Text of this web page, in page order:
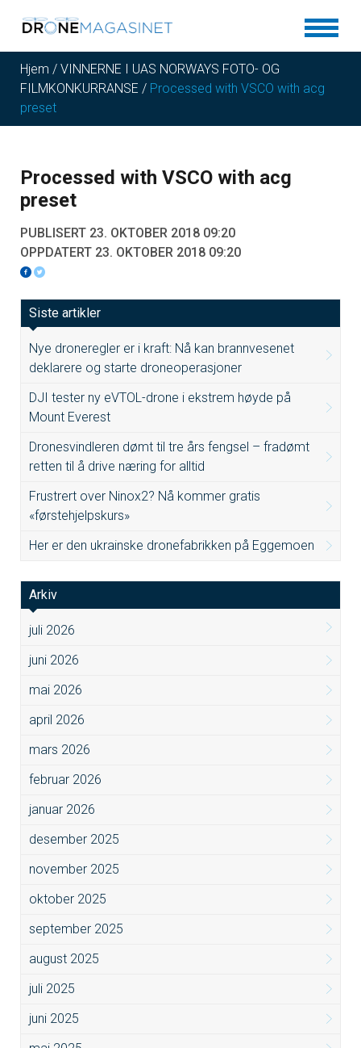
Hjem / VINNERNE I UAS NORWAYS FOTO- OG
FILMKONKURRANSE / Processed with VSCO with acg
preset
Processed with VSCO with acg
preset
PUBLISERT 23. OKTOBER 2018 09:20
OPPDATERT 23. OKTOBER 2018 09:20
Siste artikler
Nye droneregler er i kraft: Nå kan brannvesenet
deklarere og starte droneoperasjoner
DJI tester ny eVTOL-drone i ekstrem høyde på
Mount Everest
Dronesvindleren dømt til tre års fengsel – fradømt
retten til å drive næring for alltid
Frustrert over Ninox2? Nå kommer gratis
«førstehjelpskurs»
Her er den ukrainske dronefabrikken på Eggemoen
Arkiv
juli 2026
juni 2026
mai 2026
april 2026
mars 2026
februar 2026
januar 2026
desember 2025
november 2025
oktober 2025
september 2025
august 2025
juli 2025
juni 2025